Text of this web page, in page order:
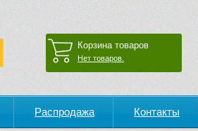
Корзина товаров
Нет товаров.
Распродажа Контакты